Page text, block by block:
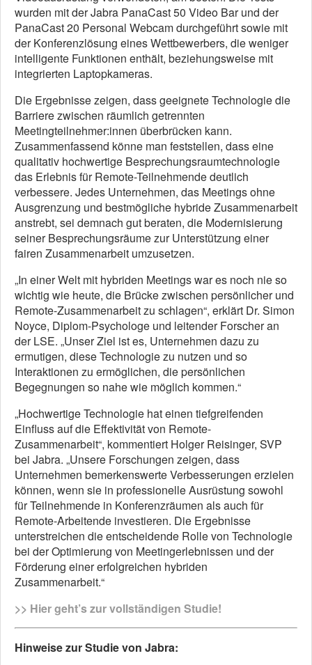
wurden mit der Jabra PanaCast 50 Video Bar und der
PanaCast 20 Personal Webcam durchgeführt sowie mit
der Konferenzlösung eines Wettbewerbers, die weniger
intelligente Funktionen enthält, beziehungsweise mit
integrierten Laptopkameras.
Die Ergebnisse zeigen, dass geeignete Technologie die
Barriere zwischen räumlich getrennten
Meetingteilnehmer:innen überbrücken kann.
Zusammenfassend könne man feststellen, dass eine
qualitativ hochwertige Besprechungsraumtechnologie
das Erlebnis für Remote-Teilnehmende deutlich
verbessere. Jedes Unternehmen, das Meetings ohne
Ausgrenzung und bestmögliche hybride Zusammenarbeit
anstrebt, sei demnach gut beraten, die Modernisierung
seiner Besprechungsräume zur Unterstützung einer
fairen Zusammenarbeit umzusetzen.
„In einer Welt mit hybriden Meetings war es noch nie so
wichtig wie heute, die Brücke zwischen persönlicher und
Remote-Zusammenarbeit zu schlagen“, erklärt Dr. Simon
Noyce, Diplom-Psychologe und leitender Forscher an
der LSE. „Unser Ziel ist es, Unternehmen dazu zu
ermutigen, diese Technologie zu nutzen und so
Interaktionen zu ermöglichen, die persönlichen
Begegnungen so nahe wie möglich kommen.“
„Hochwertige Technologie hat einen tiefgreifenden
Einfluss auf die Effektivität von Remote-
Zusammenarbeit“, kommentiert Holger Reisinger, SVP
bei Jabra. „Unsere Forschungen zeigen, dass
Unternehmen bemerkenswerte Verbesserungen erzielen
können, wenn sie in professionelle Ausrüstung sowohl
für Teilnehmende in Konferenzräumen als auch für
Remote-Arbeitende investieren. Die Ergebnisse
unterstreichen die entscheidende Rolle von Technologie
bei der Optimierung von Meetingerlebnissen und der
Förderung einer erfolgreichen hybriden
Zusammenarbeit.“
>> Hier geht’s zur vollständigen Studie!
Hinweise zur Studie von Jabra: